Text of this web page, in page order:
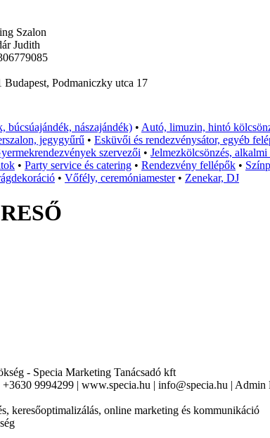
Szalon
Judith
Budapest, Podmaniczky utca 17
búcsúajándék, nászajándék) • Autó, limuzin, hintó
jegygyűrű • Esküvői és rendezvénysátor, egyéb
szervezői • Jelmezkölcsönzés, alkalmi
• Party service és catering • Rendezvény fellépők •
• Vőfély, ceremóniamester• Zenekar, DJ
- Specia Marketing Tanácsadó kft
9994299 | www.specia.hu | info@specia.hu | Admin
keresőoptimalizálás, online marketing és kommunikáció